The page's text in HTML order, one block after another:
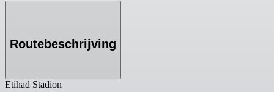
Routebeschrijving
Etihad Stadion